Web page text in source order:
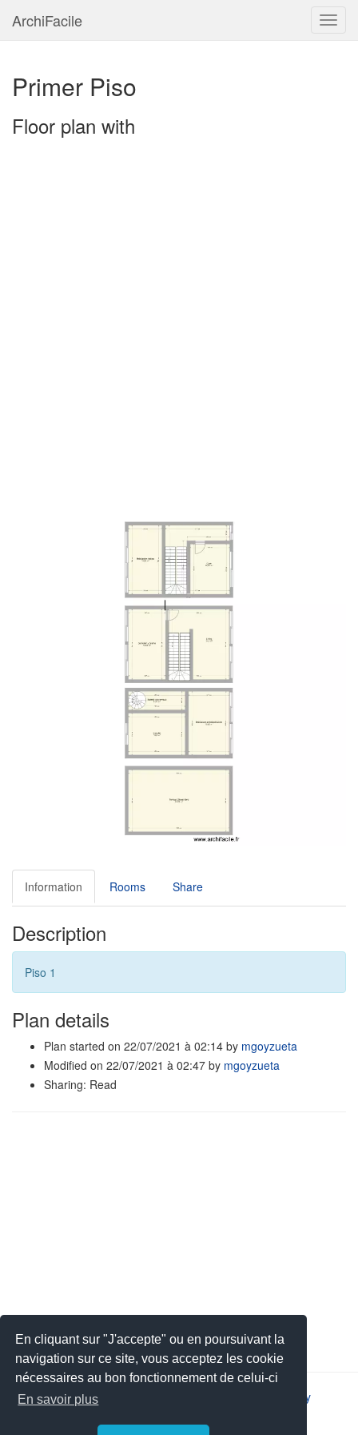
En cliquant sur "J'accepte" ou en poursuivant la
navigation sur ce site, vous acceptez les cookie
nécessaires au bon fonctionnement de celui-ci
En savoir plus
ArchiFacile
Primer Piso
Floor plan with
Information Rooms Share
Description
Piso 1
Plan details
Plan started on 22/07/2021 à 02:14 by mgoyzueta
Modified on 22/07/2021 à 02:47 by mgoyzueta
Sharing: Read
2026 © JSYS | Privacy policy